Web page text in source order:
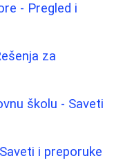
- Pregled i
za
školu - Saveti
i preporuke